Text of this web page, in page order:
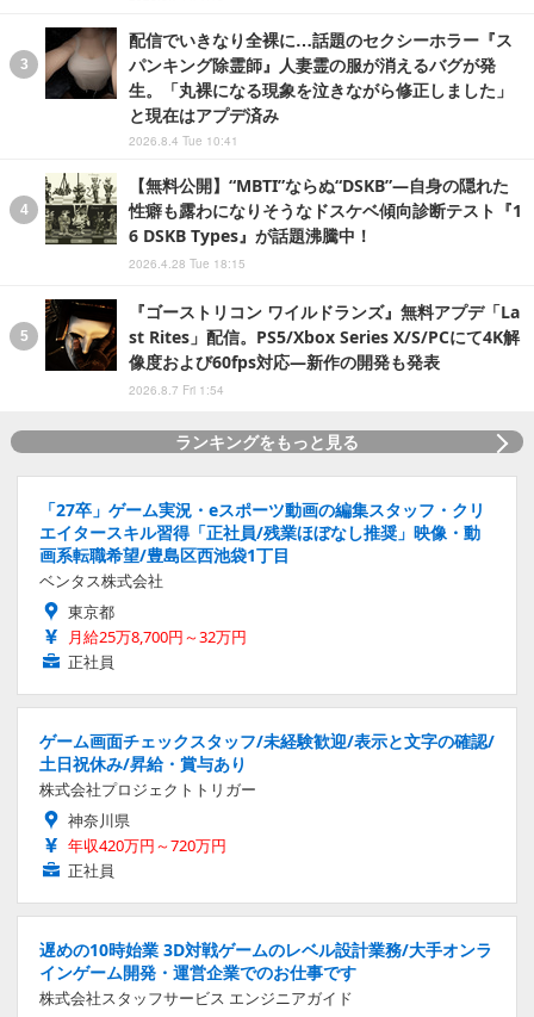
配信でいきなり全裸に…話題のセクシーホラー『ス
パンキング除霊師』人妻霊の服が消えるバグが発
生。「丸裸になる現象を泣きながら修正しました」
と現在はアプデ済み
2026.8.4 Tue 10:41
【無料公開】“MBTI”ならぬ“DSKB”―自身の隠れた
性癖も露わになりそうなドスケベ傾向診断テスト『1
6 DSKB Types』が話題沸騰中！
2026.4.28 Tue 18:15
『ゴーストリコン ワイルドランズ』無料アプデ「La
st Rites」配信。PS5/Xbox Series X/S/PCにて4K解
像度および60fps対応―新作の開発も発表
2026.8.7 Fri 1:54
ランキングをもっと見る
「27卒」ゲーム実況・eスポーツ動画の編集スタッフ・クリ
エイタースキル習得「正社員/残業ほぼなし推奨」映像・動
画系転職希望/豊島区西池袋1丁目
ベンタス株式会社
東京都
月給25万8,700円～32万円
正社員
ゲーム画面チェックスタッフ/未経験歓迎/表示と文字の確認/
土日祝休み/昇給・賞与あり
株式会社プロジェクトトリガー
神奈川県
年収420万円～720万円
正社員
遅めの10時始業 3D対戦ゲームのレベル設計業務/大手オンラ
インゲーム開発・運営企業でのお仕事です
株式会社スタッフサービス エンジニアガイド